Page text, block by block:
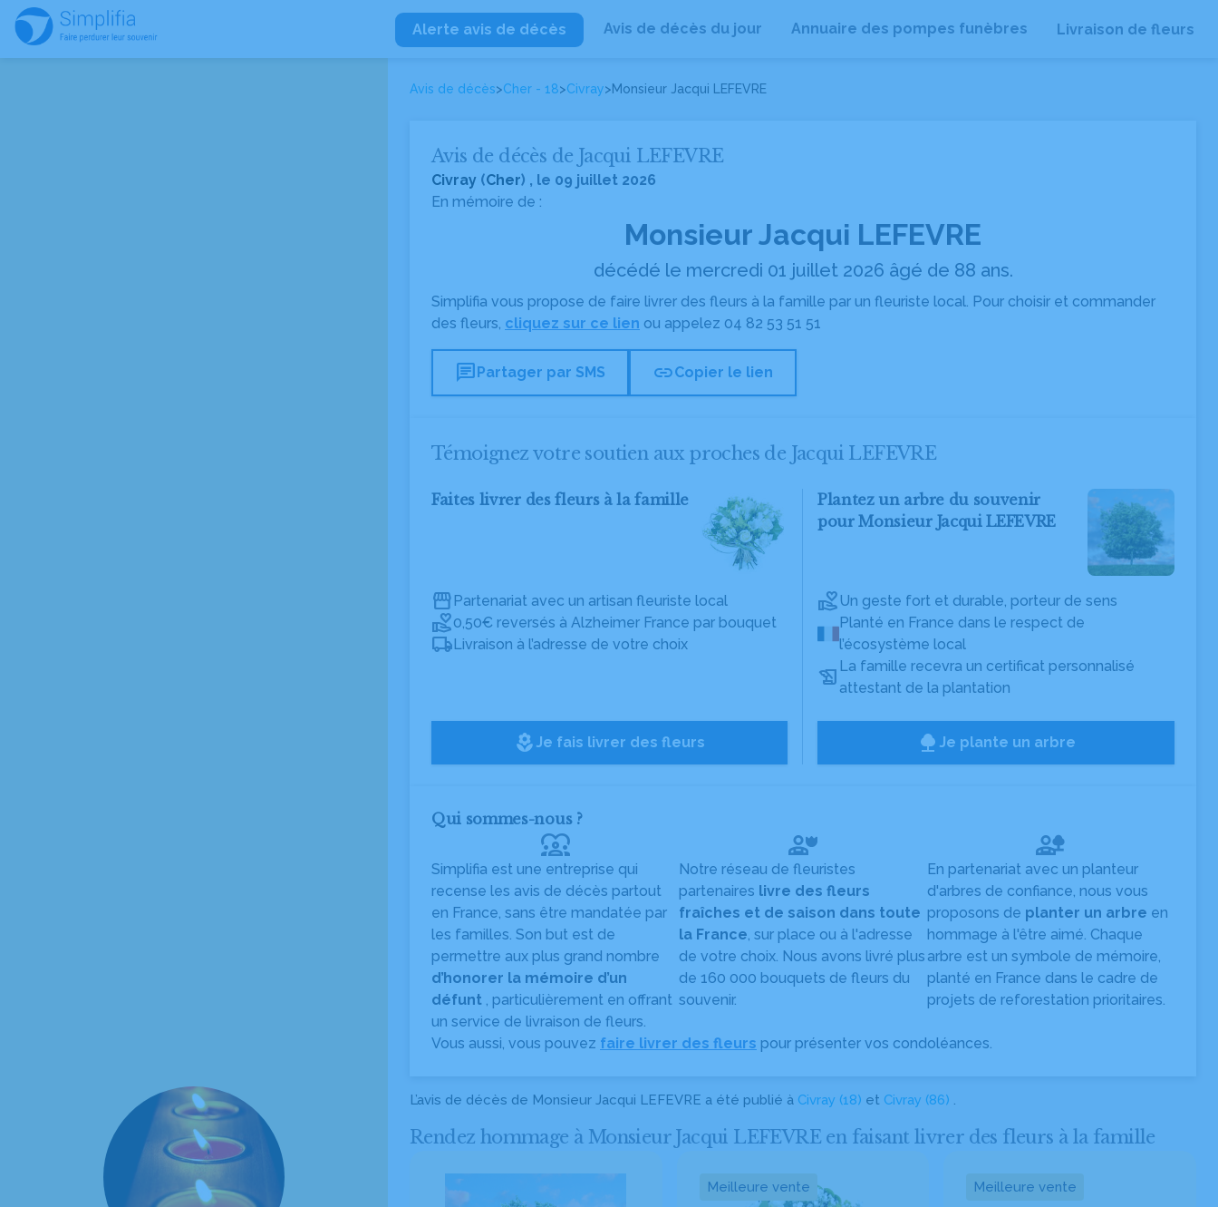
Alerte avis de décès Avis de décès du jour Annuaire des pompes funèbres Livraison de fleurs
Avis de décès>Cher - 18>Civray>Monsieur Jacqui LEFEVRE
Avis de décès de Jacqui LEFEVRE
Civray (Cher) , le 09 juillet 2026
En mémoire de :
Monsieur Jacqui LEFEVRE
décédé le mercredi 01 juillet 2026 âgé de 88 ans.
Simplifia vous propose de faire livrer des fleurs à la famille par un fleuriste local. Pour choisir et commander
des fleurs, cliquez sur ce lien ou appelez 04 82 53 51 51
chatPartager par SMS linkCopier le lien
Témoignez votre soutien aux proches de Jacqui LEFEVRE
Faites livrer des fleurs à la famille
Partenariat avec un artisan fleuriste local
0,50€ reversés à Alzheimer France par bouquet
Livraison à l’adresse de votre choix
local_florist Je fais livrer des fleurs
Plantez un arbre du souvenir
pour Monsieur Jacqui LEFEVRE
Un geste fort et durable, porteur de sens
Planté en France dans le respect de
l’écosystème local
La famille recevra un certificat personnalisé
attestant de la plantation
Je plante un arbre
Qui sommes-nous ?
diversity_1
Simplifia est une entreprise qui
recense les avis de décès partout
en France, sans être mandatée par
les familles. Son but est de
permettre aux plus grand nombre
d’honorer la mémoire d’un
défunt , particulièrement en offrant
un service de livraison de fleurs.
Notre réseau de fleuristes
partenaires livre des fleurs
fraîches et de saison dans toute
la France, sur place ou à l'adresse
de votre choix. Nous avons livré plus
de 160 000 bouquets de fleurs du
souvenir.
En partenariat avec un planteur
d'arbres de confiance, nous vous
proposons de planter un arbre en
hommage à l'être aimé. Chaque
arbre est un symbole de mémoire,
planté en France dans le cadre de
projets de reforestation prioritaires.
Vous aussi, vous pouvez faire livrer des fleurs pour présenter vos condoléances.
L’avis de décès de Monsieur Jacqui LEFEVRE a été publié à Civray (18) et Civray (86) .
Rendez hommage à Monsieur Jacqui LEFEVRE en faisant livrer des fleurs à la famille
Meilleure vente Meilleure vente